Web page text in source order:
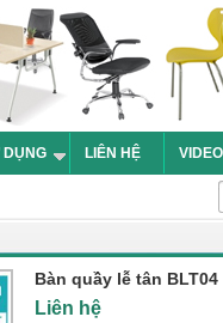
DỤNG LIÊN HỆ VIDEO
Bàn quầy lễ tân BLT04
Liên hệ